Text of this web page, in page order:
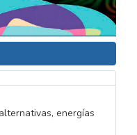
energías